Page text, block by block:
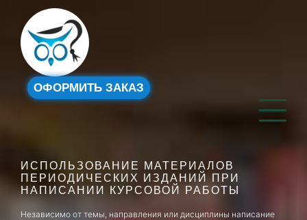
ОФОРМИТЬ ЗАКАЗ
ИСПОЛЬЗОВАНИЕ МАТЕРИАЛОВ
ПЕРИОДИЧЕСКИХ ИЗДАНИЙ ПРИ
НАПИСАНИИ КУРСОВОЙ РАБОТЫ
Независимо от темы, направления или дисциплины написание